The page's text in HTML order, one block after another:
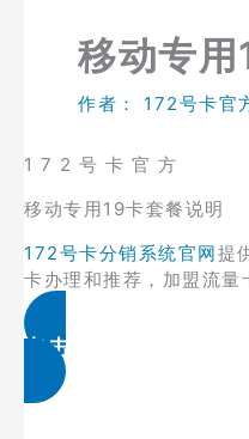
移动专
作者： 172号卡官
1 7 2 号 卡 官 方
移动专用19卡套餐说明
172号卡分销系统官网提
卡办理和推荐，加盟流量
点击免费领取